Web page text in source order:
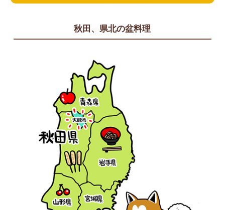
スープ
クイック調味料
ブランド・スペシャルサイト トップ
Fibee（ファイビー）
カンタン酢
お酢ドリンク
味ぽん
かおりの蔵
ミツカングループについて
企業理念
ミツカンの歴史
ミツカンを知る
環境への取り組み
水の文化センター（アーカイブ）
ニュースリリース
秋田、県北の盆料理